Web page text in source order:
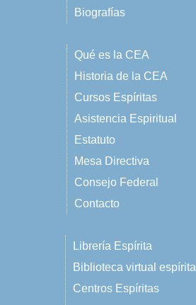
Biografías
Qué es la CEA
Historia de la CEA
Cursos Espíritas
Asistencia Espiritual
Estatuto
Mesa Directiva
Consejo Federal
Contacto
Librería Espírita
Biblioteca virtual espírita
Centros Espíritas